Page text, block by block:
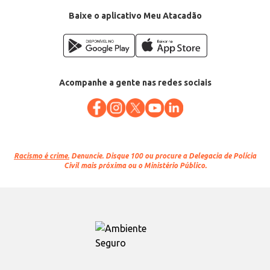
Conteúdo: 42 unidadesBaixe o aplicativo Meu Atacadão
Acompanhe a gente nas redes sociais
Racismo é crime. Denuncie. Disque 100 ou procure a Delegacia de Polícia
Civil mais próxima ou o Ministério Público.